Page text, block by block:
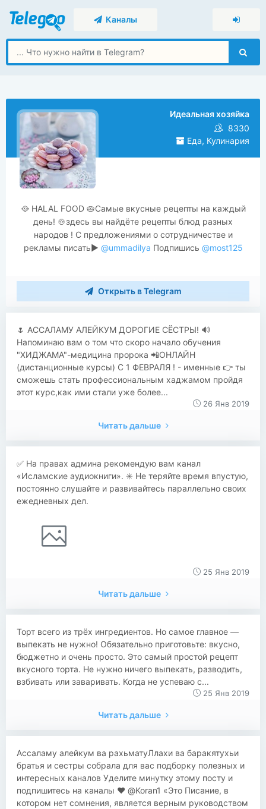
Каналы
Идеальная хозяйка
8330
Еда, Кулинария
🥘 HALAL FOOD 🥧Самые вкусные рецепты на каждый
день! 🍲здесь вы найдёте рецепты блюд разных
народов ! С предложениями о сотрудничестве и
рекламы писать▶️ @ummadilya Подпишись @most125
Открыть в Telegram
​​​​​​🌷 АССАЛАМУ АЛЕЙКУМ ДОРОГИЕ СЁСТРЫ! 🔊
Напоминаю вам о том что скоро начало обучения
"ХИДЖАМА"-медицина пророка 📲ОНЛАЙН
(дистанционные курсы) С 1 ФЕВРАЛЯ ! - именные 👉 ты
сможешь стать профессиональным хаджамом пройдя
этот курс,как ими стали уже более...
26 Янв 2019
Читать дальше
✅ На правах админа рекомендую вам канал
«Исламские аудиокниги». ✳️ Не теряйте время впустую,
постоянно слушайте и развивайтесь параллельно своих
ежедневных дел.
25 Янв 2019
Читать дальше
​Торт всего из трёх ингредиентов. Но самое главное —
выпекать не нужно! Обязательно приготовьте: вкусно,
бюджетно и очень просто. Это самый простой рецепт
вкусного торта. Не нужно ничего выпекать, разводить,
взбивать или заваривать. Когда не успеваю с...
25 Янв 2019
Читать дальше
Ассаламу алейкум ва рахьматуЛлахи ва баракятухьи
братья и сестры собрала для вас подборку полезных и
интересных каналов Уделите минутку этому посту и
подпишитесь на каналы ❤️ @Koran1 «Это Писание, в
котором нет сомнения, является верным руководством